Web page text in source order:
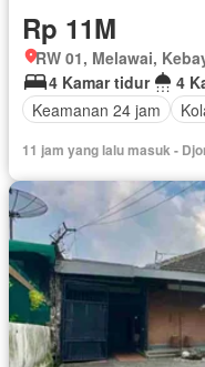
Rp 11M
4 Kamar tidur
4
Keamanan 24 jam
11 jam yang lalu masuk -